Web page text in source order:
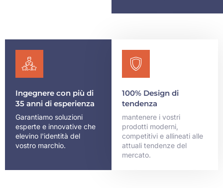
Ingegnere con più di
35 anni di esperienza
Garantiamo soluzioni
esperte e innovative che
elevino l'identità del
vostro marchio.
100% Design di
tendenza
mantenere i vostri
prodotti moderni,
competitivi e allineati alle
attuali tendenze del
mercato.